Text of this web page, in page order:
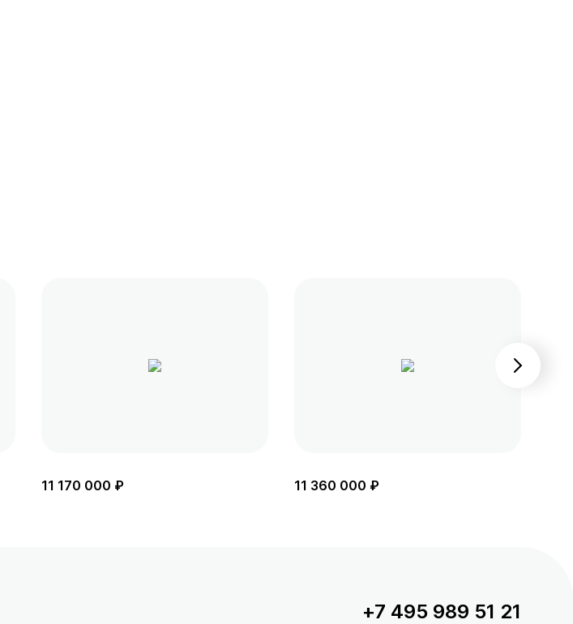
11 170 000 ₽ 11 360 000 ₽
+7 495 989 51 21